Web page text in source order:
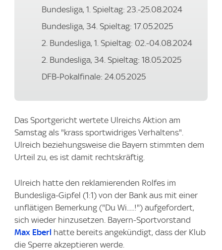
Bundesliga, 1. Spieltag: 23.-25.08.2024
Bundesliga, 34. Spieltag: 17.05.2025
2. Bundesliga, 1. Spieltag: 02.-04.08.2024
2. Bundesliga, 34. Spieltag: 18.05.2025
DFB-Pokalfinale: 24.05.2025
Das Sportgericht wertete Ulreichs Aktion am
Samstag als "krass sportwidriges Verhaltens".
Ulreich beziehungsweise die Bayern stimmten dem
Urteil zu, es ist damit rechtskräftig.
Ulreich hatte den reklamierenden Rolfes im
Bundesliga-Gipfel (1:1) von der Bank aus mit einer
unflätigen Bemerkung ("Du Wi.....!") aufgefordert,
sich wieder hinzusetzen. Bayern-Sportvorstand
Max Eberl hatte bereits angekündigt, dass der Klub
die Sperre akzeptieren werde.